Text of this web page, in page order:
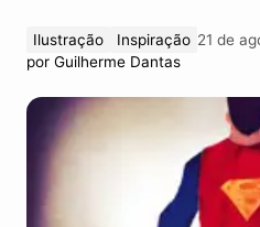
Ilustração Inspiração 21 de
por Guilherme Dantas